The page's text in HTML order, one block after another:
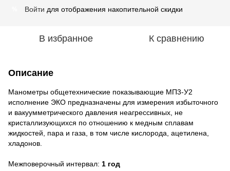
Войти для отображения накопительной скидки
В избранное К сравнению
Описание
Манометры общетехнические показывающие МП3-У2
исполнение ЭКО предназначены для измерения избыточного
и вакуумметрического давления неагрессивных, не
кристаллизующихся по отношению к медным сплавам
жидкостей, пара и газа, в том числе кислорода, ацетилена,
хладонов.
Межповерочный интервал: 1 год